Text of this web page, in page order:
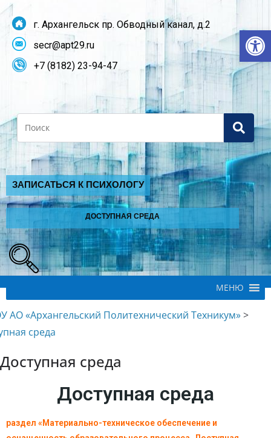
г. Архангельск пр. Обводный канал, д.2
secr@apt29.ru
+7 (8182) 23-94-47
Search
ЗАПИСАТЬСЯ К ПСИХОЛОГУ
ДОСТУПНАЯ СРЕДА
МЕНЮ
АО «Архангельский Политехнический Техникум»>
среда
Доступная среда
Доступная среда
раздел «Материально-техническое обеспечение и